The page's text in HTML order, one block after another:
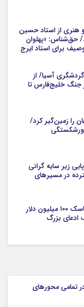
هنری از استاد حسین
حق‌شناس: «پهلوان
برای استاد ایرج
گردشگری آسیا/ از
جنگ خلیج‌فارس تا
را زمین‌گیر کرد/
ورشکستگی
زیر سایه گرانی
در مسیرهای
یک ساعت از زمان ایلان ماسک ۱۰۰ میلیون دلار
ادعای بزرگ
تمامی محورهای